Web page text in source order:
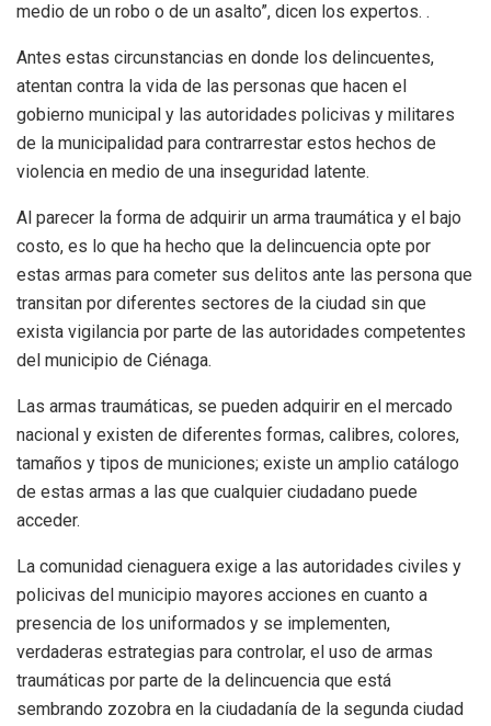
medio de un robo o de un asalto”, dicen los expertos. .
Antes estas circunstancias en donde los delincuentes,
atentan contra la vida de las personas que hacen el
gobierno municipal y las autoridades policivas y militares
de la municipalidad para contrarrestar estos hechos de
violencia en medio de una inseguridad latente.
Al parecer la forma de adquirir un arma traumática y el bajo
costo, es lo que ha hecho que la delincuencia opte por
estas armas para cometer sus delitos ante las persona que
transitan por diferentes sectores de la ciudad sin que
exista vigilancia por parte de las autoridades competentes
del municipio de Ciénaga.
Las armas traumáticas, se pueden adquirir en el mercado
nacional y existen de diferentes formas, calibres, colores,
tamaños y tipos de municiones; existe un amplio catálogo
de estas armas a las que cualquier ciudadano puede
acceder.
La comunidad cienaguera exige a las autoridades civiles y
policivas del municipio mayores acciones en cuanto a
presencia de los uniformados y se implementen,
verdaderas estrategias para controlar, el uso de armas
traumáticas por parte de la delincuencia que está
sembrando zozobra en la ciudadanía de la segunda ciudad